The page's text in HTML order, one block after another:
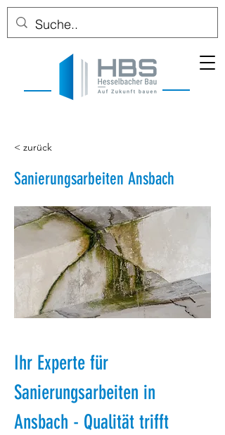
< zurück
Sanierungsarbeiten Ansbach
Ihr Experte für
Sanierungsarbeiten in
Ansbach - Qualität trifft